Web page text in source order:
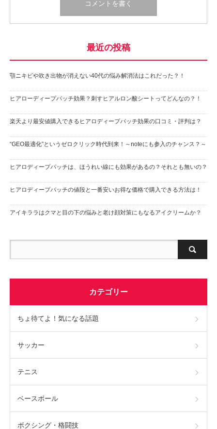
最近の投稿
顎ニキビや吹き出物が消えない40代の悩み解消法はこれだった？！
ヒアローディープパッチ効果？刺すヒアルロン酸シートってどんなの？！
楽天より最安値購入できるヒアロディープパッチ効果の口コミ・評判は？
“GEO最適化”というゼロクリック時代到来！～noteにも参入のチャンス？～
ヒアロディープパッチは、ほうれい線にも効果があるの？それとも無いの？
ヒアロディープパッチの値段と一番安いお得な価格で購入できる方法は！
アイキララはクマと目の下の悩みと老け顔対策にもなるアイクリームか？
カテゴリー
ちょ待てよ！気になる話題
サッカー
テニス
ベースボール
ボクシング・格闘技